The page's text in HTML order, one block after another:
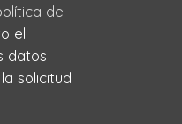
de
el
datos
solicitud